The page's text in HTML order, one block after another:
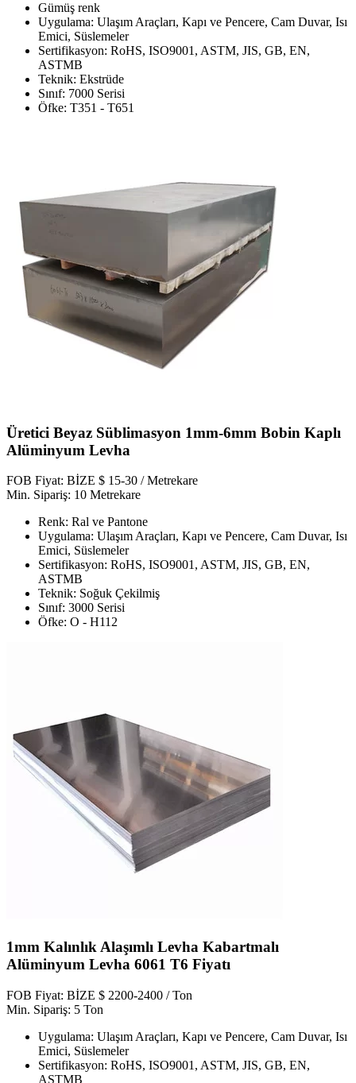
Gümüş renk
Uygulama: Ulaşım Araçları, Kapı ve Pencere, Cam Duvar, Isı
Emici, Süslemeler
Sertifikasyon: RoHS, ISO9001, ASTM, JIS, GB, EN,
ASTMB
Teknik: Ekstrüde
Sınıf: 7000 Serisi
Öfke: T351 - T651
Üretici Beyaz Süblimasyon 1mm-6mm Bobin Kaplı
Alüminyum Levha
FOB Fiyat: BİZE $ 15-30 / Metrekare
Min. Sipariş: 10 Metrekare
Renk: Ral ve Pantone
Uygulama: Ulaşım Araçları, Kapı ve Pencere, Cam Duvar, Isı
Emici, Süslemeler
Sertifikasyon: RoHS, ISO9001, ASTM, JIS, GB, EN,
ASTMB
Teknik: Soğuk Çekilmiş
Sınıf: 3000 Serisi
Öfke: O - H112
1mm Kalınlık Alaşımlı Levha Kabartmalı
Alüminyum Levha 6061 T6 Fiyatı
FOB Fiyat: BİZE $ 2200-2400 / Ton
Min. Sipariş: 5 Ton
Uygulama: Ulaşım Araçları, Kapı ve Pencere, Cam Duvar, Isı
Emici, Süslemeler
Sertifikasyon: RoHS, ISO9001, ASTM, JIS, GB, EN,
ASTMB